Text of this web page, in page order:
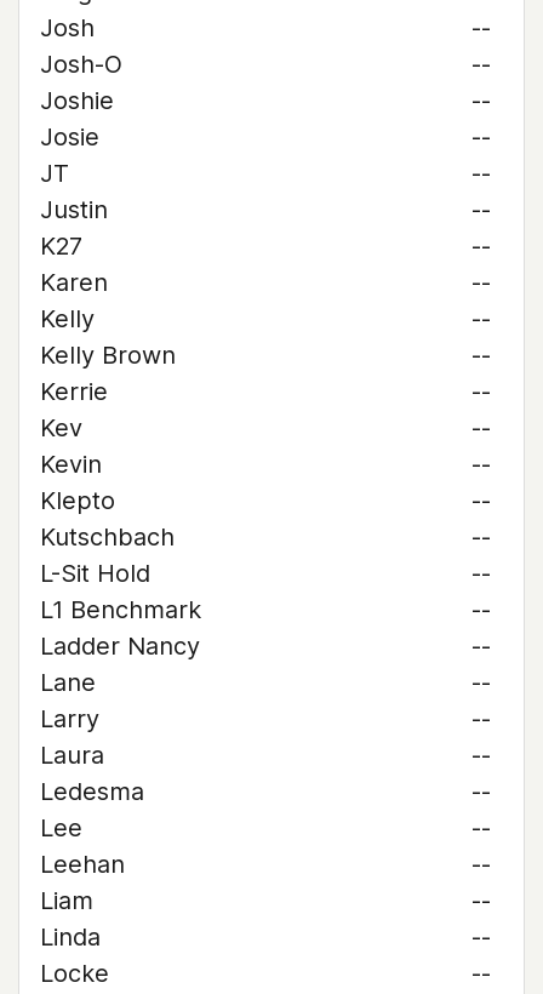
Josh
--
Josh-O
--
Joshie
--
Josie
--
JT
--
Justin
--
K27
--
Karen
--
Kelly
--
Kelly Brown
--
Kerrie
--
Kev
--
Kevin
--
Klepto
--
Kutschbach
--
L-Sit Hold
--
L1 Benchmark
--
Ladder Nancy
--
Lane
--
Larry
--
Laura
--
Ledesma
--
Lee
--
Leehan
--
Liam
--
Linda
--
Locke
--